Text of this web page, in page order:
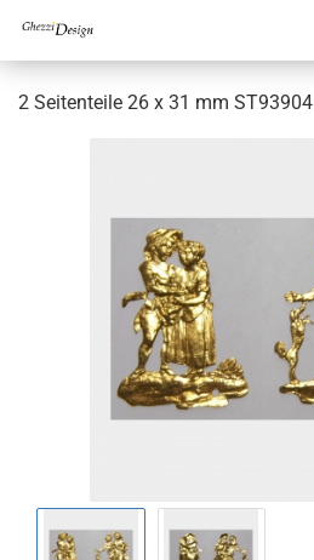
2 Seitenteile 26 x 31 mm ST93904